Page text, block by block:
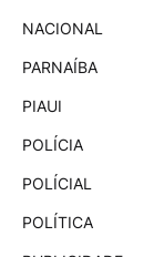
NACIONAL
PARNAÍBA
PIAUI
POLÍCIA
POLÍCIAL
POLÍTICA